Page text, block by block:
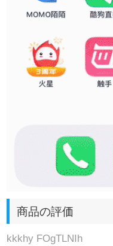
商品の評価
kkkhy FOgTLNIh